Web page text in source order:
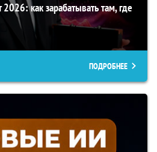
как зарабатывать там, где
ПОДРОБНЕЕ